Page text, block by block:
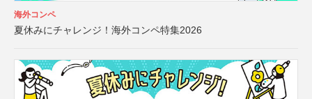
海外コンペ
夏休みにチャレンジ！海外コンペ特集2026